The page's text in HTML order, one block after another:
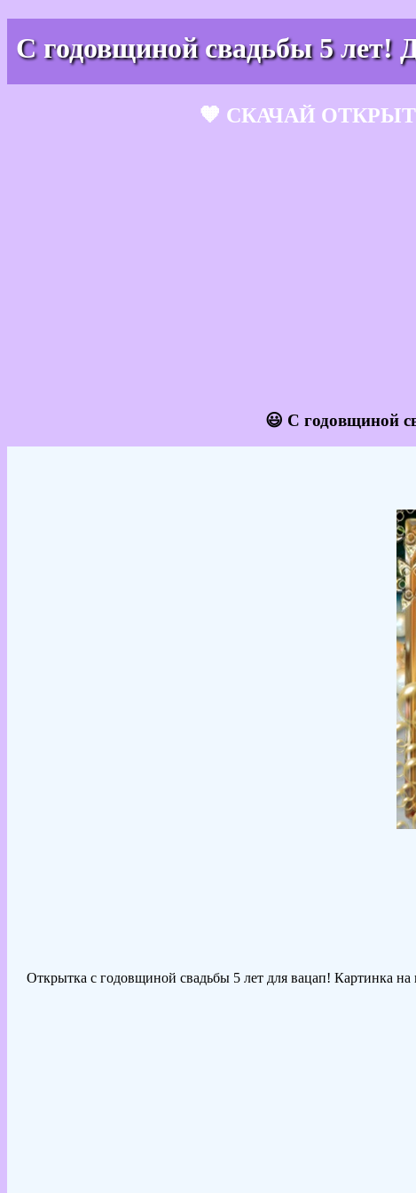
С годовщиной свадьбы 5 лет!
🧡 СКАЧАЙ
😃 С годовщиной
Открытка с годовщиной свадьбы 5 лет для вацап! Картинка на